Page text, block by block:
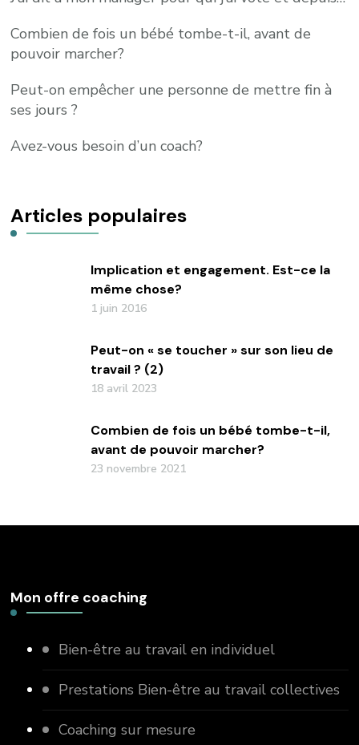
Combien de fois un bébé tombe-t-il, avant de
pouvoir marcher?
Peut-on empêcher une personne de mettre fin à
ses jours ?
Avez-vous besoin d’un coach?
Articles populaires
Implication et engagement. Est-ce la
même chose?
1 juin 2016
Peut-on « se toucher » sur son lieu de
travail ? (2)
18 avril 2023
Combien de fois un bébé tombe-t-il,
avant de pouvoir marcher?
23 novembre 2021
Mon offre coaching
Bien-être au travail en individuel
Prestations Bien-être au travail collectives
Coaching sur mesure